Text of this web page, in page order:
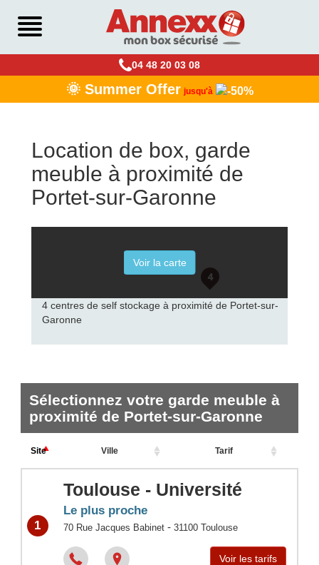
04 48 20 03 08
🌞 Summer Offer jusqu'à
Location de box, garde
meuble à proximité de
Portet-sur-Garonne
Voir la carte
4 centres de self stockage à proximité de Portet-sur-
Garonne
Sélectionnez votre garde meuble à
proximité de Portet-sur-Garonne
Site Ville Tarif
1
Toulouse - Université
Le plus proche
70 Rue Jacques Babinet - 31100 Toulouse
Voir les tarifs